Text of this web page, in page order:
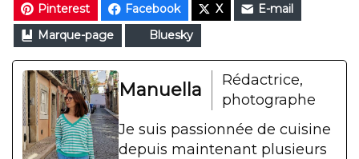
Pinterest Facebook X
E-mail
Marque-page
Bluesky
Manuella
Rédactrice,
photographe
Je suis passionnée de cuisine
depuis maintenant plusieurs